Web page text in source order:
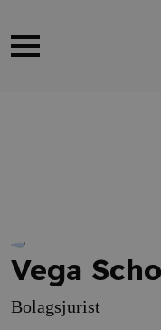
Vega
Bolagsjurist